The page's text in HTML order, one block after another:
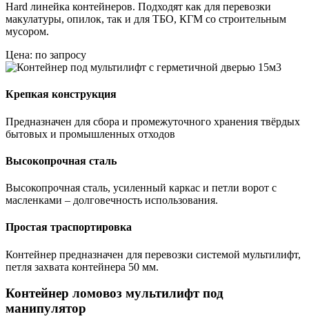
Hard линейка контейнеров. Подходят как для перевозки
макулатуры, опилок, так и для ТБО, КГМ со строительным
мусором.
Цена: по запросу
Крепкая конструкция
Предназначен для сбора и промежуточного хранения твёрдых
бытовых и промышленных отходов
Высокопрочная сталь
Высокопрочная сталь, усиленный каркас и петли ворот с
масленками – долговечность использования.
Простая траспортировка
Контейнер предназначен для перевозки системой мультилифт,
петля захвата контейнера 50 мм.
Контейнер ломовоз мультилифт под
манипулятор